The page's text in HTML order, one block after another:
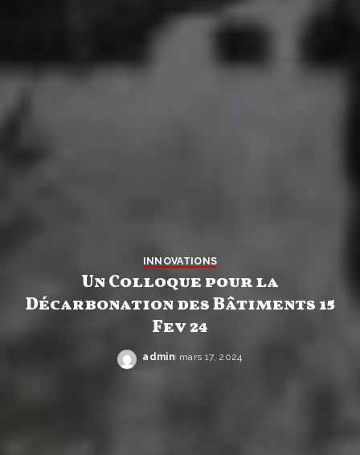
INNOVATIONS
Un Colloque pour la
Décarbonation des Bâtiments 15
Fev 24
Posted
admin mars 17, 2024